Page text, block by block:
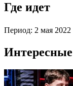
Где идет
Период: 2 мая 2022
Интересные